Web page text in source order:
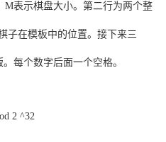
M表示棋盘大小。第二行为两个整
子在模板中的位置。接下来三
每个数字后面一个空格。
2 ^32